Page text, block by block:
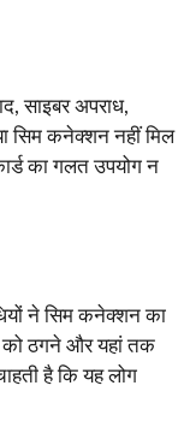
साइबर अपराध,
सिम कनेक्शन नहीं मिल
का गलत उपयोग न
ने सिम कनेक्शन का
को ठगने और यहां तक
है कि यह लोग